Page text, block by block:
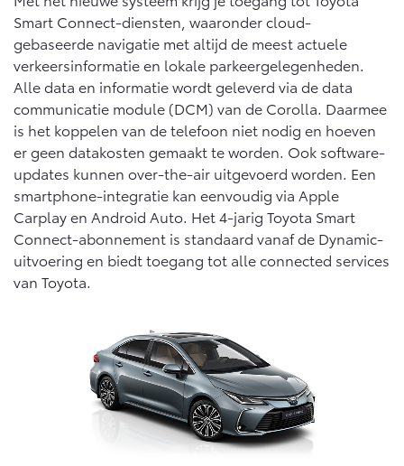
Vanaf € 37.995,- Vanaf € 49.995,-
bZ4X
BATTERIJ-ELEKTRISCH
Vanaf € 39.995,-
bZ4X Touring
BATTERIJ-ELEKTRISCH
WATERSTOF-ELEKTRISCH
Proace City (excl. BTW)
OOK ALS BATTERIJ-
ELEKTRISCH
MyToyota login
MyToyota App
Abonnementen
Multimedia
Connected check
Navigatie updates
Smart Connect-diensten, waaronder cloud-
gebaseerde navigatie met altijd de meest actuele
verkeersinformatie en lokale parkeergelegenheden.
Alle data en informatie wordt geleverd via de data
communicatie module (DCM) van de Corolla. Daarmee
is het koppelen van de telefoon niet nodig en hoeven
er geen datakosten gemaakt te worden. Ook software-
updates kunnen over-the-air uitgevoerd worden. Een
smartphone-integratie kan eenvoudig via Apple
Carplay en Android Auto. Het 4-jarig Toyota Smart
Connect-abonnement is standaard vanaf de Dynamic-
uitvoering en biedt toegang tot alle connected services
van Toyota.